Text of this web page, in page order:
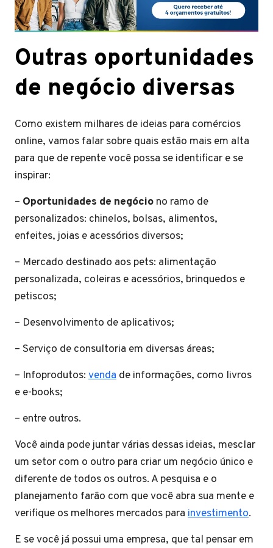
Outras oportunidades
de negócio diversas
Como existem milhares de ideias para comércios
online, vamos falar sobre quais estão mais em alta
para que de repente você possa se identificar e se
inspirar:
– Oportunidades de negócio no ramo de
personalizados: chinelos, bolsas, alimentos,
enfeites, joias e acessórios diversos;
– Mercado destinado aos pets: alimentação
personalizada, coleiras e acessórios, brinquedos e
petiscos;
– Desenvolvimento de aplicativos;
– Serviço de consultoria em diversas áreas;
– Infoprodutos: venda de informações, como livros
e e-books;
– entre outros.
Você ainda pode juntar várias dessas ideias, mesclar
um setor com o outro para criar um negócio único e
diferente de todos os outros. A pesquisa e o
planejamento farão com que você abra sua mente e
verifique os melhores mercados para investimento.
E se você já possui uma empresa, que tal pensar em